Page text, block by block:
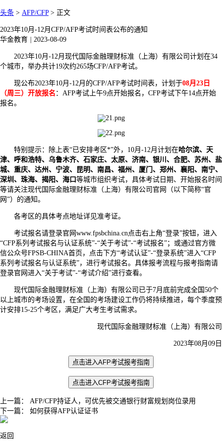
头条 > AFP/CFP> 正文
2023年10月-12月CFP/AFP考试时间表公布的通知
华金教育
2023-08-09
2023年10月-12月现代国际金融理财标准（上海）有限公司计划在34
个城市，举办共计19次约265场CFP/AFP考试。
现公布2023年10月-12月的CFP/AFP考试时间表，计划于08月23日
（周三）开放报名 ：AFP考试上午9点开始报名，CFP考试下午14点开始
报名。
特别提示：除上表“已安排考区*”外，10月-12月计划在哈尔滨、天
津、呼和浩特、乌鲁木齐、石家庄、太原、济南、银川、合肥、苏州、盐
城、重庆、达州、宁波、昆明、南昌、福州、厦门、郑州、襄阳、南宁、
深圳、珠海、揭阳、海口等城市组织考试，具体考试日期、开始报名时间
等请关注现代国际金融理财标准（上海）有限公司官网（以下简称“官
网”）的通知。
各考区的具体考点地址详见准考证。
考试报名请登录官网www.fpsbchina.cn点击右上角“登录”按钮，进入
“CFP系列考试报名与认证系统”-“关于考试”-“考试报名”；或通过官方微
信公众号FPSB-CHINA首页，点击下方“考试认证”-“登录系统”进入“CFP
系列考试报名与认证系统”，进行考试报名。具体报考流程与报考指南请
登录官网进入“关于考试”-“考试介绍”进行查看。
现代国际金融理财标准（上海）有限公司已于7月底前完成全国50个
以上城市的考场设置，在全国的考场建设工作仍将持续推进，每个季度预
计安排15-25个考区，满足广大考生考试需求。
现代国际金融理财标准（上海）有限公司
2023年08月09日
点击进入AFP考试报考指南
点击进入CFP考试报考指南
上一篇： AFP/CFP持证人，可优先被交通银行财富规划岗位录用
下一篇： 如何获得AFP认证证书
返回